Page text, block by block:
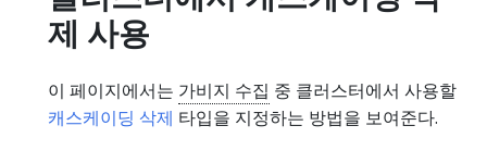
제 사용
이 페이지에서는 가비지 수집 중 클러스터에서 사용할
캐스케이딩 삭제 타입을 지정하는 방법을 보여준다.